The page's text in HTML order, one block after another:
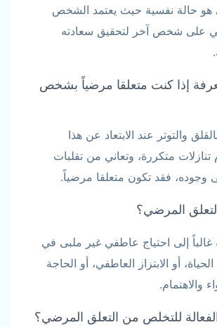
هو حالة نفسية حيث يعتمد الشخص
على شخص آخر لتحقيق سعادته
إذا كنت متعلقا مرضياً بشخص
والتوتر عند الابتعاد عن هذا
متكررة، وتعاني من تقلبات
وجوده، فقد تكون متعلقا مرضياً.
المرضي؟
غالباً إلى احتياج عاطفي غير ملبى في
أو الابتزاز العاطفي، أو الحاجة
والاهتمام.
للتخلص من التعلق المرضي؟